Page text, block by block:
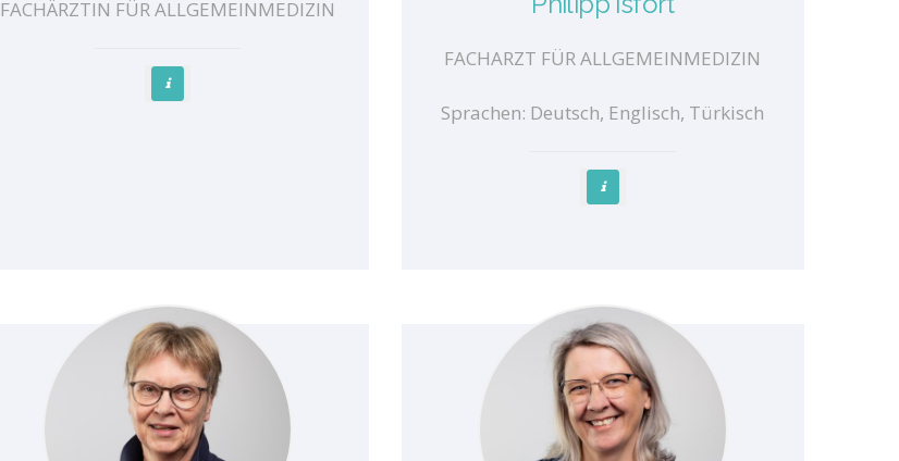
FACHÄRZTIN FÜR ALLGEMEINMEDIZIN
FACHARZT FÜR ALLGEMEINMEDIZIN
Sprachen: Deutsch, Englisch, Türkisch